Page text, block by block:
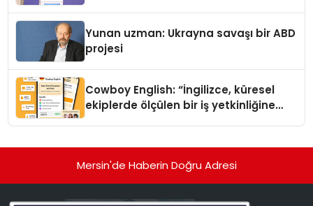
Yunan uzman: Ukrayna savaşı bir ABD
projesi
Cowboy English: “İngilizce, küresel
ekiplerde ölçülen bir iş yetkinliğine
Mersin'de Haberin Doğru Adresi